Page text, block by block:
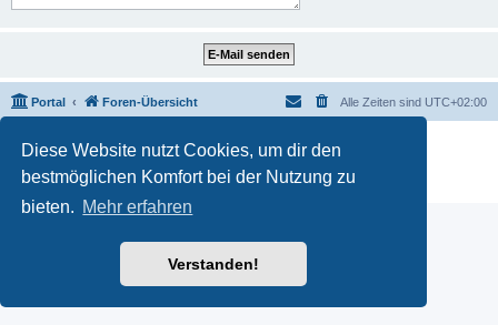
Diese Website nutzt Cookies, um dir den
bestmöglichen Komfort bei der Nutzung zu
bieten. Mehr erfahren
Verstanden!
Portal Foren-Übersicht Alle Zeiten sind UTC+02:00
Powered by phpBB
® Forum Software © phpBB Limited
Deutsche Übersetzung durch
Datenschutz|Nutzungsbedingungen